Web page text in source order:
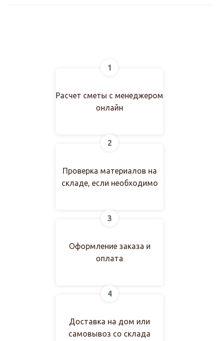
1
Расчет сметы с менеджером
онлайн
2
Проверка материалов на
складе, если необходимо
3
Оформление заказа и
оплата
4
Доставка на дом или
самовывоз со склада